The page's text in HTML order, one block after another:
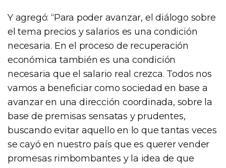
Y agregó: “Para poder avanzar, el diálogo sobre
el tema precios y salarios es una condición
necesaria. En el proceso de recuperación
económica también es una condición
necesaria que el salario real crezca. Todos nos
vamos a beneficiar como sociedad en base a
avanzar en una dirección coordinada, sobre la
base de premisas sensatas y prudentes,
buscando evitar aquello en lo que tantas veces
se cayó en nuestro país que es querer vender
promesas rimbombantes y la idea de que